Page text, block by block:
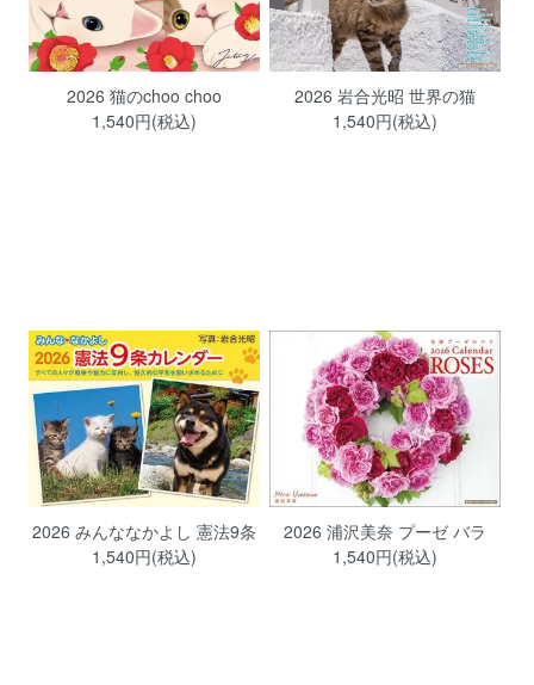
2026 猫のchoo choo
1,540円(税込)
2026 岩合光昭 世界の猫
1,540円(税込)
2026 みんななかよし 憲法9条
1,540円(税込)
2026 浦沢美奈 プーゼ バラ
1,540円(税込)